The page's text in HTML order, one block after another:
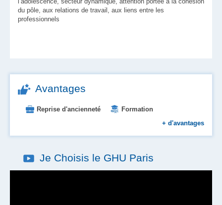
du pôle, aux relations de travail, aux liens entre les
professionnels
Avantages
Reprise d'ancienneté
Formation
Place en crèche
Primes
+ d'avantages
Je Choisis le GHU Paris